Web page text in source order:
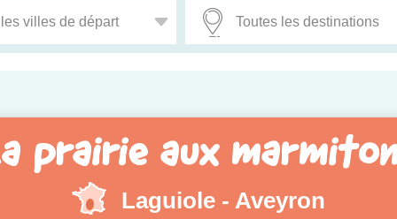
prairie aux
Laguiole - Aveyron